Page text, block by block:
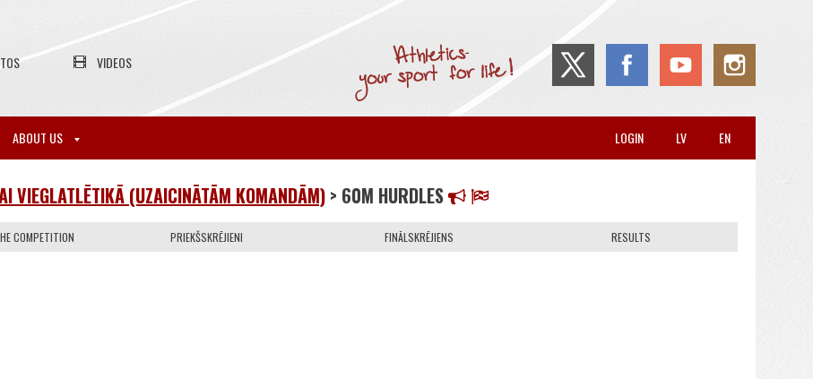
VIDEOS
ABOUT US EN
LV
LOGIN
VIEGLATLĒTIKĀ (UZAICINĀTĀM KOMANDĀM) > 60M HURDLES
COMPETITION PRIEKŠSKRĒJIENI FINĀLSKRĒJIENS RESULTS